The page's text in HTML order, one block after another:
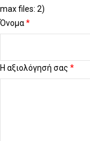
Η αξιολόγησή σας *
max files: 2)
Όνομα*